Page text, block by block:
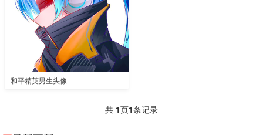
和平精英男生头像
共 1页1条记录